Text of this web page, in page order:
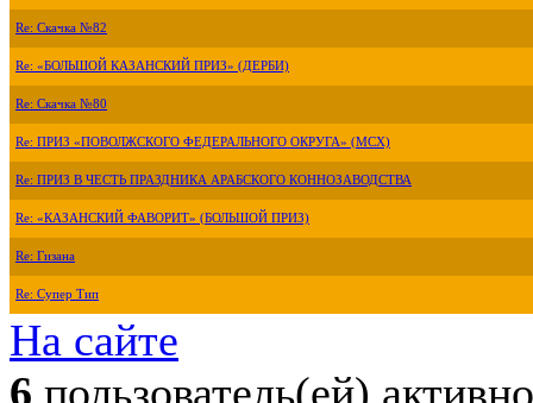
Re: Скачка №82
Re: «БОЛЬШОЙ КАЗАНСКИЙ ПРИЗ» (ДЕРБИ)
Re: Скачка №80
Re: ПРИЗ «ПОВОЛЖСКОГО ФЕДЕРАЛЬНОГО ОКРУГА» (МСХ)
Re: ПРИЗ В ЧЕСТЬ ПРАЗДНИКА АРАБСКОГО КОННОЗАВОДСТВА
Re: «КАЗАНСКИЙ ФАВОРИТ» (БОЛЬШОЙ ПРИЗ)
Re: Гизана
Re: Супер Тип
На сайте
6 пользователь(ей) активно